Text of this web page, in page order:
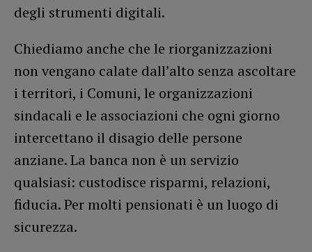
degli strumenti digitali.
Chiediamo anche che le riorganizzazioni
non vengano calate dall’alto senza ascoltare
i territori, i Comuni, le organizzazioni
sindacali e le associazioni che ogni giorno
intercettano il disagio delle persone
anziane. La banca non è un servizio
qualsiasi: custodisce risparmi, relazioni,
fiducia. Per molti pensionati è un luogo di
sicurezza.